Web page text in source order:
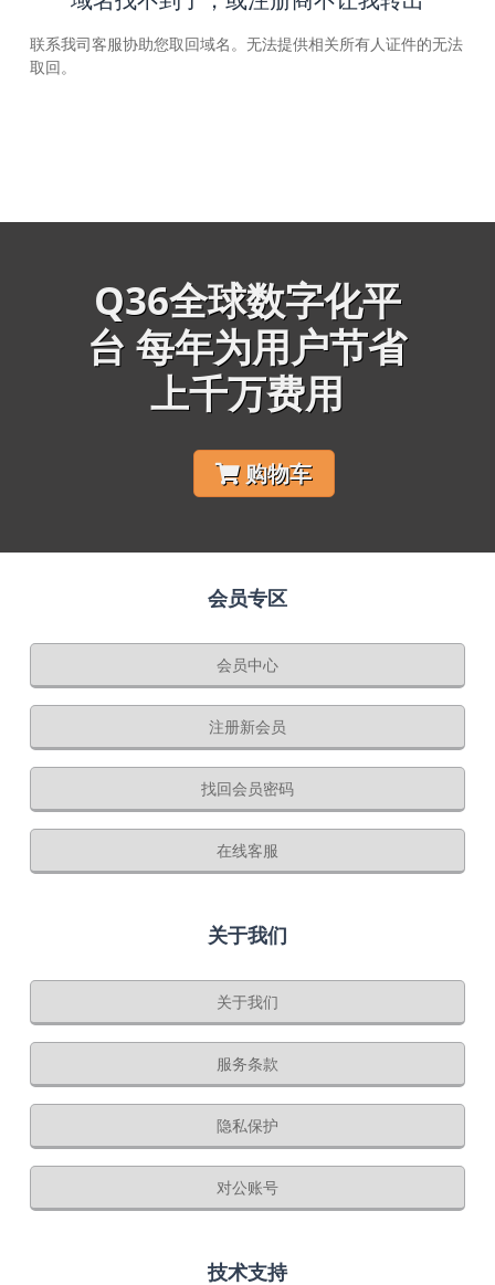
联系我司客服协助您取回域名。无法提供相关所有人证件的无法
取回。
Q36全球数字化平
台 每年为用户节省
上千万费用
购物车
会员专区
会员中心
注册新会员
找回会员密码
在线客服
关于我们
关于我们
服务条款
隐私保护
对公账号
技术支持